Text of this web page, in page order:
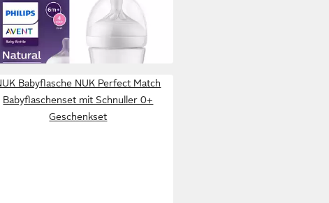
Natural Response
€
1-2 Werktagen bei dir
Babyflasche NUK Perfect Match
Babyflaschenset mit Schnuller 0+
Geschenkset